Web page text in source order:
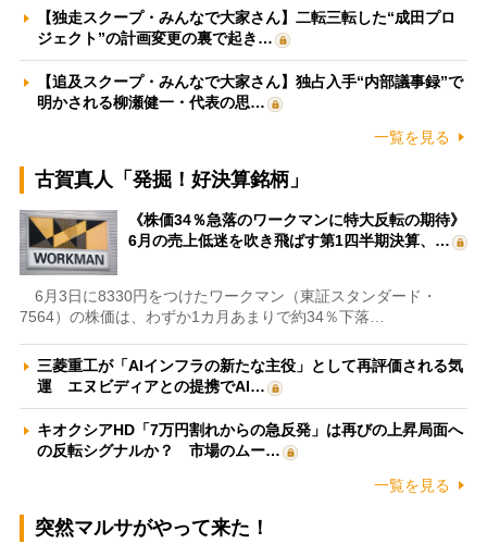
【独走スクープ・みんなで大家さん】二転三転した“成田プロ
ジェクト”の計画変更の裏で起き…
【追及スクープ・みんなで大家さん】独占入手“内部議事録”で
明かされる柳瀬健一・代表の思…
一覧を見る
古賀真人「発掘！好決算銘柄」
《株価34％急落のワークマンに特大反転の期待》
6月の売上低迷を吹き飛ばす第1四半期決算、…
6月3日に8330円をつけたワークマン（東証スタンダード・
7564）の株価は、わずか1カ月あまりで約34％下落…
三菱重工が「AIインフラの新たな主役」として再評価される気
運 エヌビディアとの提携でAI…
キオクシアHD「7万円割れからの急反発」は再びの上昇局面へ
の反転シグナルか？ 市場のムー…
一覧を見る
突然マルサがやって来た！